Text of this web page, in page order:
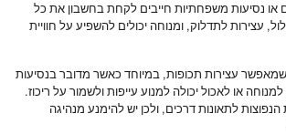
או נסיעות משפחתיות חייבים לקחת בחשבון את כל
עצירות לתדלוק, ומנוחה יכולים להשפיע על חוויית
עצירות תכופות, במיוחד כאשר מדובר בנסיעות
או לאכול יכולה למנוע עייפות ולשמור על ריכוז.
לתאונות דרכים, ולכן יש להימנע מנהיגה